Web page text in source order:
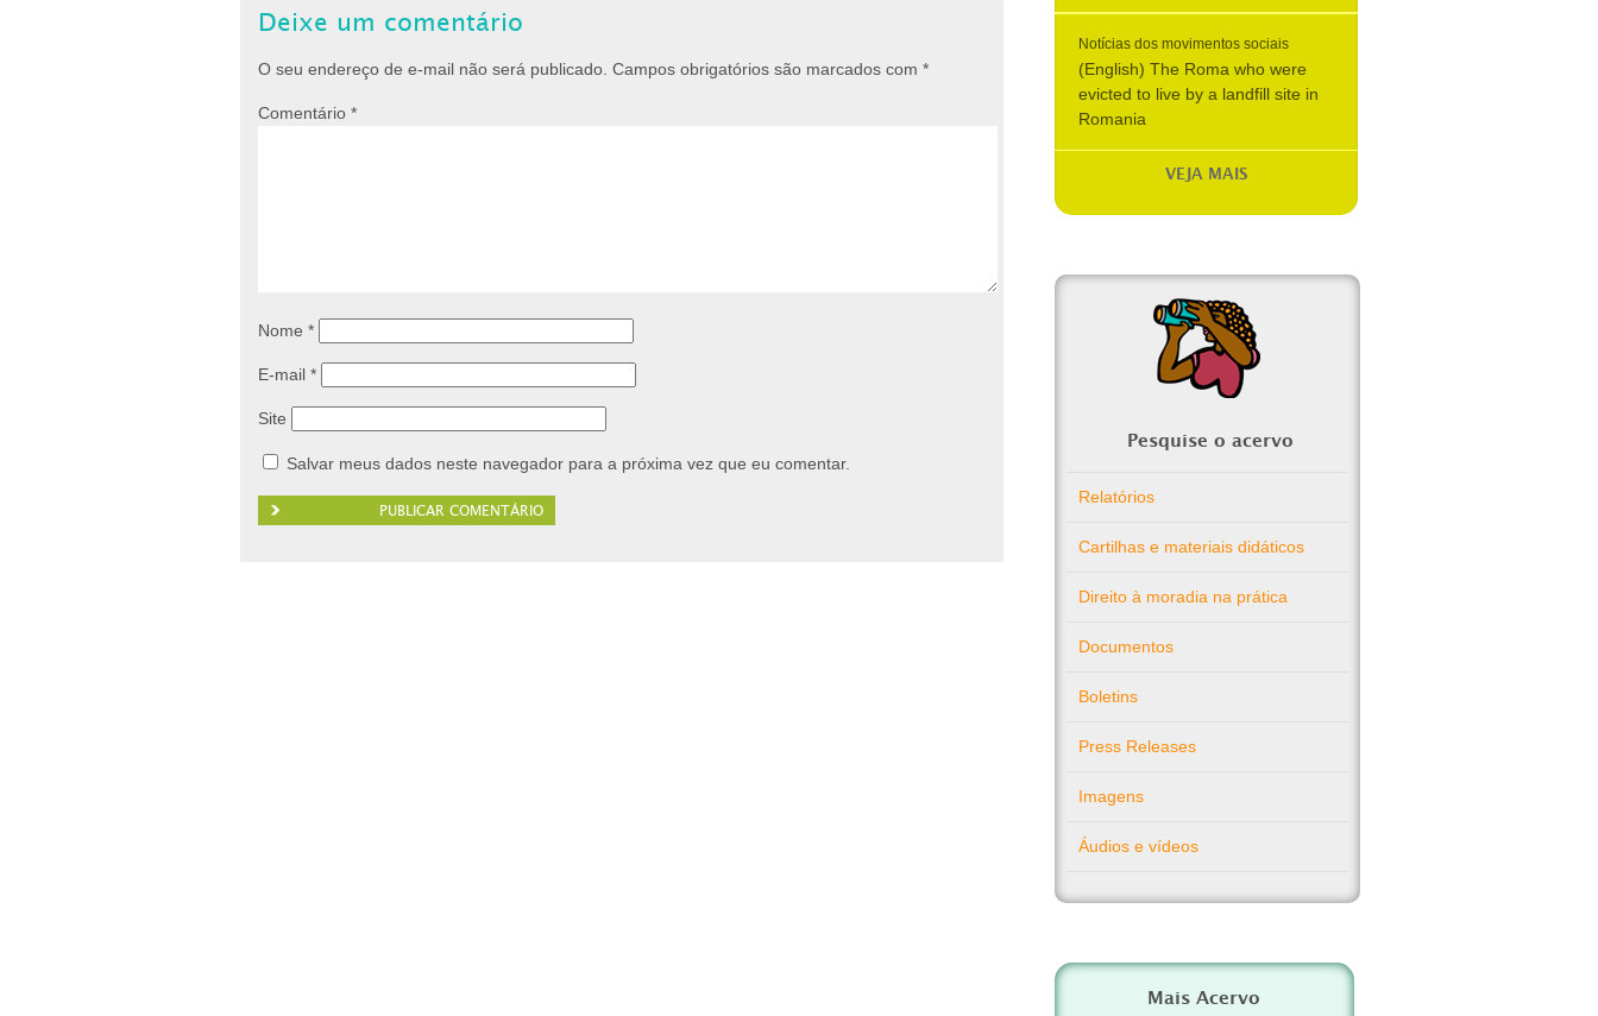
Deixe um comentário
O seu endereço de e-mail não será publicado. Campos obrigatórios são marcados com *
Comentário *
Nome *
E-mail *
Site
Salvar meus dados neste navegador para a próxima vez que eu comentar.
Notícias dos movimentos sociais
(English) The Roma who were
evicted to live by a landfill site in
Romania
VEJA MAIS
Pesquise o acervo
Relatórios
Cartilhas e materiais didáticos
Direito à moradia na prática
Documentos
Boletins
Press Releases
Imagens
Áudios e vídeos
Mais Acervo